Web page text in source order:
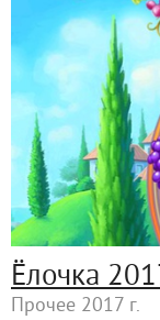
Ёлочка
Прочее 2017 г.